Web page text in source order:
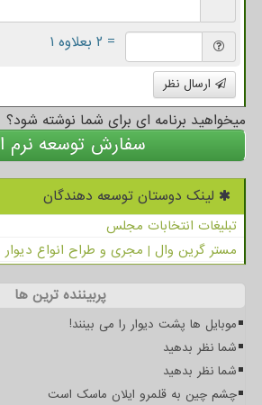
= ۲ بعلاوه ۱
ارسال نظر
میخواهید برنامه ای برای شما نوشته شود؟
سفارش توسعه نرم
لینک دوستان توسعه دهندگان
تبلیغات انتخابات مجلس
مستر گرین وال | مجری و طراح انواع دیوار
پربیننده ترین ها
موبایل ها پشت دیوار را می بینند!
شما نظر بدهید
شما نظر بدهید
چشم چین به قلمرو ایلان ماسک است